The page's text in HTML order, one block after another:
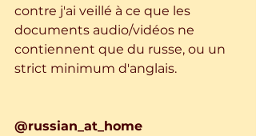
contre j'ai veillé à ce que les
documents audio/vidéos ne
contiennent que du russe, ou un
strict minimum d'anglais.
@russian_at_home